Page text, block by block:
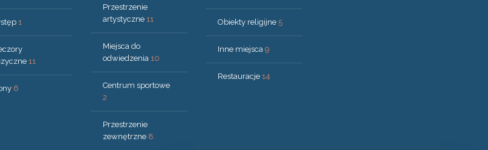
1
11
6
Przestrzenie
artystyczne 11
Miejsca do
odwiedzenia 10
Centrum sportowe
2
Przestrzenie
zewnętrzne 8
Obiekty religijne 5
Inne miejsca 9
Restauracje 14